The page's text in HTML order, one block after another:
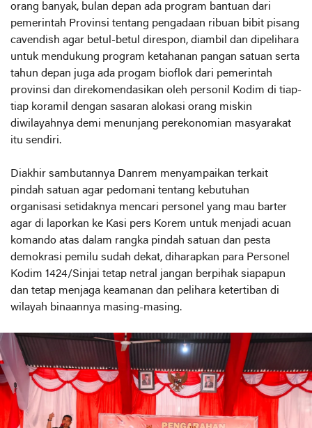
orang banyak, bulan depan ada program bantuan dari
pemerintah Provinsi tentang pengadaan ribuan bibit pisang
cavendish agar betul-betul direspon, diambil dan dipelihara
untuk mendukung program ketahanan pangan satuan serta
tahun depan juga ada progam bioflok dari pemerintah
provinsi dan direkomendasikan oleh personil Kodim di tiap-
tiap koramil dengan sasaran alokasi orang miskin
diwilayahnya demi menunjang perekonomian masyarakat
itu sendiri.
Diakhir sambutannya Danrem menyampaikan terkait
pindah satuan agar pedomani tentang kebutuhan
organisasi setidaknya mencari personel yang mau barter
agar di laporkan ke Kasi pers Korem untuk menjadi acuan
komando atas dalam rangka pindah satuan dan pesta
demokrasi pemilu sudah dekat, diharapkan para Personel
Kodim 1424/Sinjai tetap netral jangan berpihak siapapun
dan tetap menjaga keamanan dan pelihara ketertiban di
wilayah binaannya masing-masing.